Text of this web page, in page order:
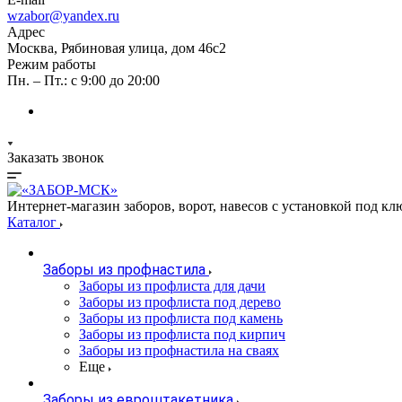
wzabor@yandex.ru
Адрес
Москва, Рябиновая улица, дом 46с2
Режим работы
Пн. – Пт.: с 9:00 до 20:00
Заказать звонок
Интернет-магазин заборов, ворот, навесов с установкой под
Каталог
Заборы из профнастила
Заборы из профлиста для дачи
Заборы из профлиста под дерево
Заборы из профлиста под камень
Заборы из профлиста под кирпич
Заборы из профнастила на сваях
Еще